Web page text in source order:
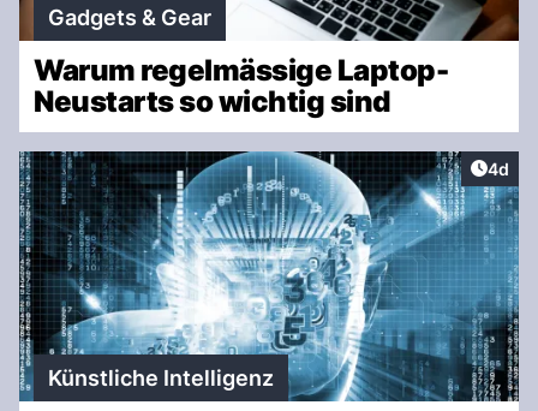
Gadgets & Gear
Warum regelmässige Laptop-
Neustarts so wichtig sind
4d
Künstliche Intelligenz